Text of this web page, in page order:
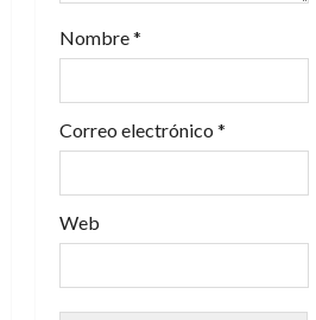
d
s
Nombre*
Correo electrónico *
Web